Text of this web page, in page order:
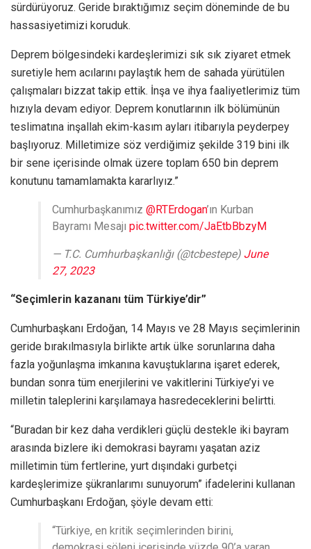
sürdürüyoruz. Geride bıraktığımız seçim döneminde de bu
hassasiyetimizi koruduk.
Deprem bölgesindeki kardeşlerimizi sık sık ziyaret etmek
suretiyle hem acılarını paylaştık hem de sahada yürütülen
çalışmaları bizzat takip ettik. İnşa ve ihya faaliyetlerimiz tüm
hızıyla devam ediyor. Deprem konutlarının ilk bölümünün
teslimatına inşallah ekim-kasım ayları itibarıyla peyderpey
başlıyoruz. Milletimize söz verdiğimiz şekilde 319 bini ilk
bir sene içerisinde olmak üzere toplam 650 bin deprem
konutunu tamamlamakta kararlıyız.”
Cumhurbaşkanımız @RTErdogan’ın Kurban
Bayramı Mesajı pic.twitter.com/JaEtbBbzyM
— T.C. Cumhurbaşkanlığı (@tcbestepe) June
27, 2023
“Seçimlerin kazananı tüm Türkiye’dir”
Cumhurbaşkanı Erdoğan, 14 Mayıs ve 28 Mayıs seçimlerinin
geride bırakılmasıyla birlikte artık ülke sorunlarına daha
fazla yoğunlaşma imkanına kavuştuklarına işaret ederek,
bundan sonra tüm enerjilerini ve vakitlerini Türkiye’yi ve
milletin taleplerini karşılamaya hasredeceklerini belirtti.
“Buradan bir kez daha verdikleri güçlü destekle iki bayram
arasında bizlere iki demokrasi bayramı yaşatan aziz
milletimin tüm fertlerine, yurt dışındaki gurbetçi
kardeşlerimize şükranlarımı sunuyorum” ifadelerini kullanan
Cumhurbaşkanı Erdoğan, şöyle devam etti:
“Türkiye, en kritik seçimlerinden birini,